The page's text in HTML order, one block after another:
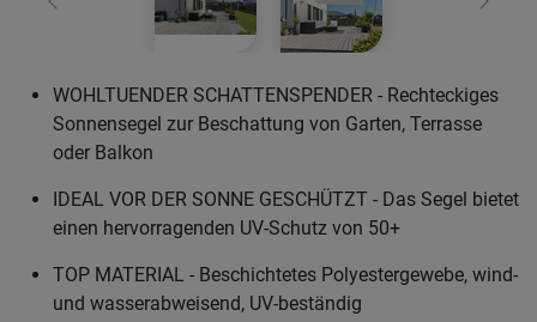
Zurück Weiter
WOHLTUENDER SCHATTENSPENDER - Rechteckiges
Sonnensegel zur Beschattung von Garten, Terrasse
oder Balkon
IDEAL VOR DER SONNE GESCHÜTZT - Das Segel bietet
einen hervorragenden UV-Schutz von 50+
TOP MATERIAL - Beschichtetes Polyestergewebe, wind-
und wasserabweisend, UV-beständig